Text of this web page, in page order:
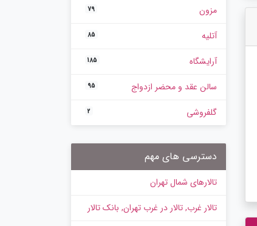
مزون 79
آتلیه 85
آرایشگاه 185
سالن عقد و محضر ازدواج 95
گلفروشی 2
دسترسی های مهم
تالارهای شمال تهران
تالار غرب, تالار در غرب تهران, بانک تالار